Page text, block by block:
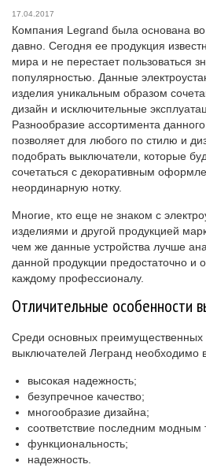
17.04.2017
Компания Legrand была основана
давно. Сегодня ее продукция
мира и не перестает пользоваться
популярностью. Данные
изделия уникальным образом
дизайн и исключительные
Разнообразие ассортимента
позволяет для любого по стилю и
подобрать выключатели, которые
сочетаться с декоративным
неординарную нотку.
Многие, кто еще не знаком с
изделиями и другой продукцией
чем же данные устройства лучше
данной продукции предостаточно и
каждому профессионалу.
Отличительные особенности
Среди основных преимущественных
выключателей Легранд необходимо
высокая надежность;
безупречное качество;
многообразие дизайна;
соответствие последним модным
функциональность;
надежность.